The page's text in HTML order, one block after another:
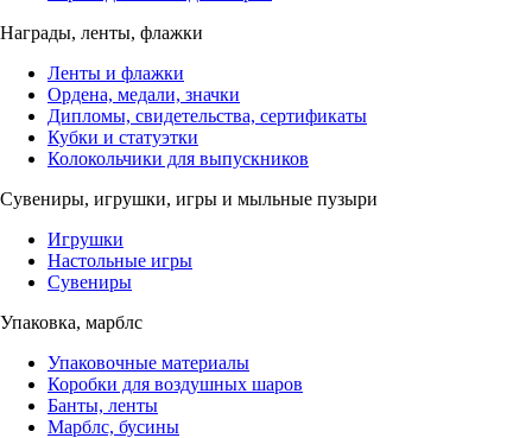
Награды, ленты, флажки
Ленты и флажки
Ордена, медали, значки
Дипломы, свидетельства, сертификаты
Кубки и статуэтки
Колокольчики для выпускников
Сувениры, игрушки, игры и мыльные пузыри
Игрушки
Настольные игры
Сувениры
Упаковка, марблс
Упаковочные материалы
Коробки для воздушных шаров
Банты, ленты
Марблс, бусины